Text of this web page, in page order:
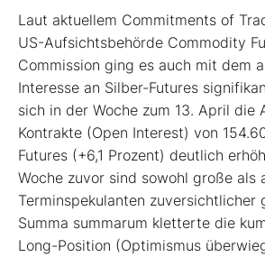
Kontakt
Laut aktuellem Commitments of
US-Aufsichtsbehörde Commodity
Commission ging es auch mit dem
Interesse an Silber-Futures
sich in der Woche zum 13. April die
Kontrakte (Open Interest) von
Futures (+6,1 Prozent) deutlich
Woche zuvor sind sowohl große als
Terminspekulanten zuversichtlicher
Summa summarum kletterte die
Long-Position (Optimismus